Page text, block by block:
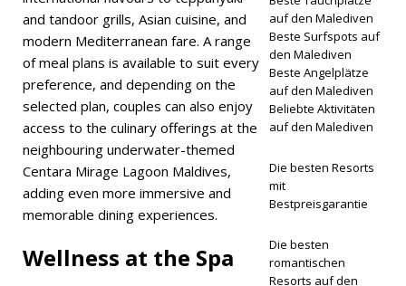
Malediven
zum
besten
buchen
REISENAC
[ 27. April
and tandoor grills, Asian cuisine, and
modern Mediterranean fare. A range
of meal plans is available to suit every
preference, and depending on the
selected plan, couples can also enjoy
access to the culinary offerings at the
neighbouring underwater-themed
Centara Mirage Lagoon Maldives,
adding even more immersive and
memorable dining experiences.
Wellness at the Spa
auf den Malediven
Beste Surfspots auf
den Malediven
Beste Angelplätze
auf den Malediven
Beliebte Aktivitäten
auf den Malediven
Die besten Resorts
mit
Bestpreisgarantie
Die besten
romantischen
Resorts auf den